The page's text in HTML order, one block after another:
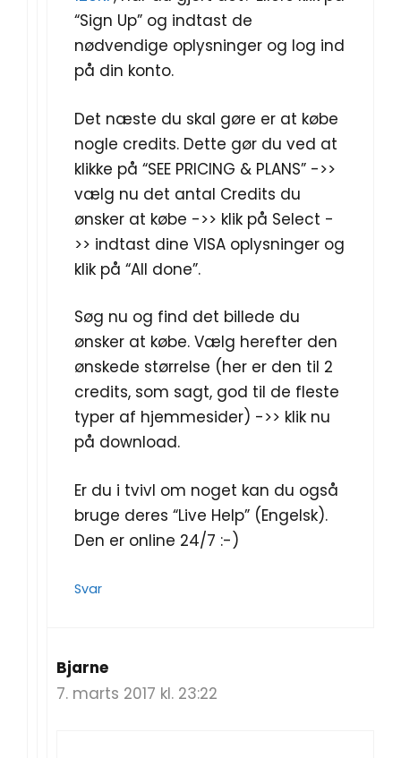
“Sign Up” og indtast de
nødvendige oplysninger og log ind
på din konto.
Det næste du skal gøre er at købe
nogle credits. Dette gør du ved at
klikke på “SEE PRICING & PLANS” ->>
vælg nu det antal Credits du
ønsker at købe ->> klik på Select -
>> indtast dine VISA oplysninger og
klik på “All done”.
Søg nu og find det billede du
ønsker at købe. Vælg herefter den
ønskede størrelse (her er den til 2
credits, som sagt, god til de fleste
typer af hjemmesider) ->> klik nu
på download.
Er du i tvivl om noget kan du også
bruge deres “Live Help” (Engelsk).
Den er online 24/7 :-)
Svar
Bjarne
7. marts 2017 kl. 23:22